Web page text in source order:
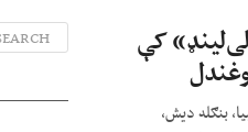
کې
بنګله دیش،